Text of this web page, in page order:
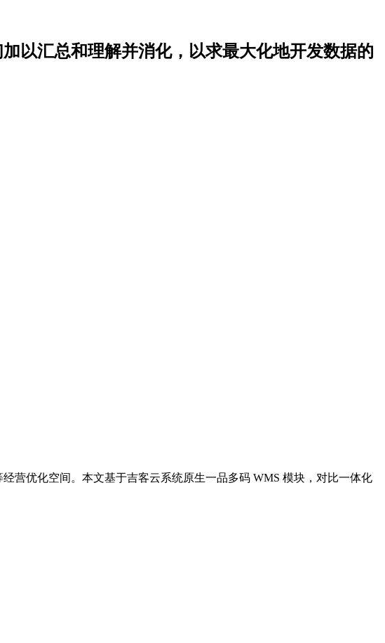
以汇总和理解并消化，以求最大化地开发数据的
营优化空间。本文基于吉客云系统原生一品多码 WMS 模块，对比一体化